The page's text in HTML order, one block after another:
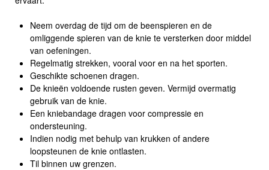
Neem overdag de tijd om de beenspieren en de
omliggende spieren van de knie te versterken door middel
van oefeningen.
Regelmatig strekken, vooral voor en na het sporten.
Geschikte schoenen dragen.
De knieën voldoende rusten geven. Vermijd overmatig
gebruik van de knie.
Een kniebandage dragen voor compressie en
ondersteuning.
Indien nodig met behulp van krukken of andere
loopsteunen de knie ontlasten.
Til binnen uw grenzen.